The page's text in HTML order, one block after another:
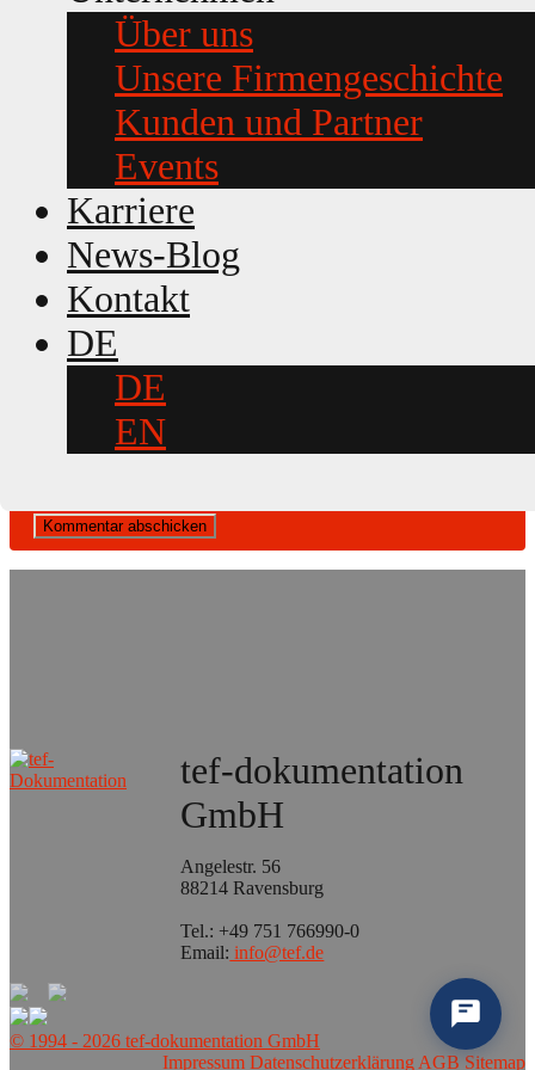
Über uns
Unsere Firmengeschichte
Kunden und Partner
Events
Karriere
News-Blog
Kontakt
DE
DE
EN
Schreibe einen Kommentar
Deine E-Mail-Adresse wird nicht veröffentlicht. Erforderliche
Felder sind mit*markiert
Kommentar*
E-Mail-Adresse*
tef-dokumentation
GmbH
Angelestr. 56
88214 Ravensburg
Tel.: +49 751 766990-0
Email: info@tef.de
© 1994 - 2026 tef-dokumentation GmbH
Impressum Datenschutzerklärung AGB Sitemap